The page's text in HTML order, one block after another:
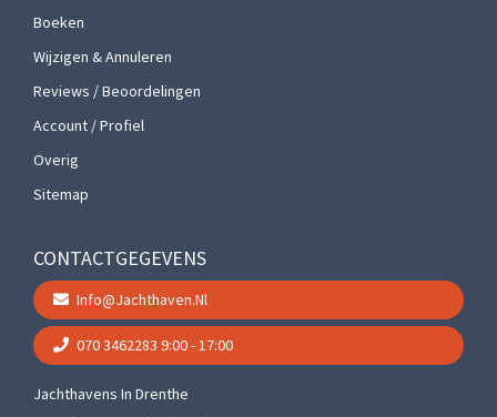
Boeken
Wijzigen & Annuleren
Reviews / Beoordelingen
Account / Profiel
Overig
Sitemap
CONTACTGEGEVENS
Info@jachthaven.nl
070 3462283 9:00 - 17:00
Jachthavens In Drenthe